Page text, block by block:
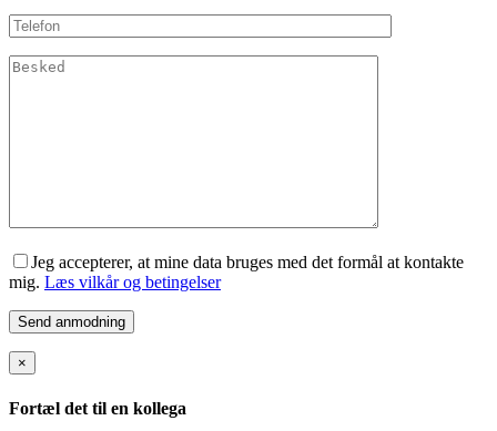
Jeg accepterer, at mine data bruges med det formål at kontakte
mig. Læs vilkår og betingelser
×
Fortæl det til en kollega